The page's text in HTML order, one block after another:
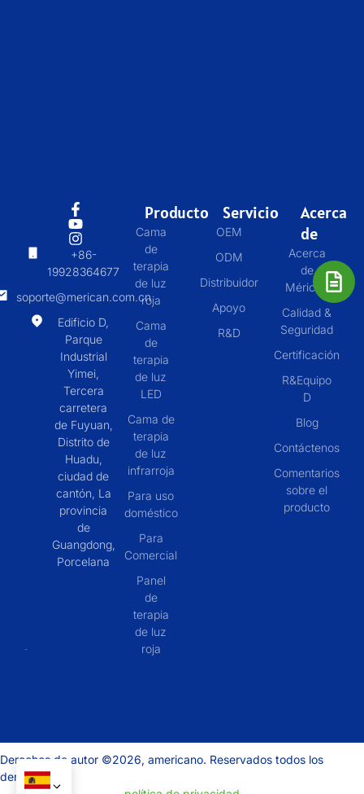
+86-
19928364677
soporte@merican.com.cn
Edificio D,
Parque
Industrial
Yimei,
Tercera
carretera
de Fuyuan,
Distrito de
Huadu,
ciudad de
cantón, La
provincia
de
Guangdong,
Porcelana
Producto
Cama
de
terapia
de luz
roja
Cama
de
terapia
de luz
LED
Cama de
terapia
de luz
infrarroja
Para uso
doméstico
Para
Comercial
Panel
de
terapia
de luz
roja
Servicio
OEM
ODM
Distribuidor
Apoyo
R&D
Acerca
de
Acerca
de
Mérican
Calidad &
Seguridad
Certificación
R&Equipo
D
Blog
Contáctenos
Comentarios
sobre el
producto
Derechos de autor ©2026, americano. Reservados todos los
derechos.